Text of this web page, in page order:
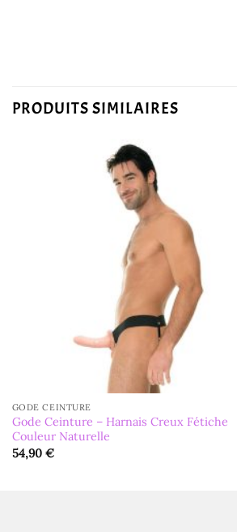
PRODUITS SIMILAIRES
GODE CEINTURE
Gode Ceinture – Harnais Creux Fétiche
Couleur Naturelle
54,90 €